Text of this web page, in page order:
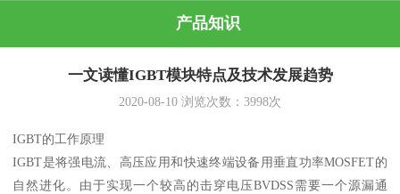
产品知识
一文读懂IGBT模块特点及技术发展趋势
2020-08-10 浏览次数： 3998次
IGBT的工作原理
IGBT是将强电流、高压应用和快速终端设备用垂直功率MOSFET的
自然进化。由于实现一个较高的击穿电压BVDSS需要一个源漏通